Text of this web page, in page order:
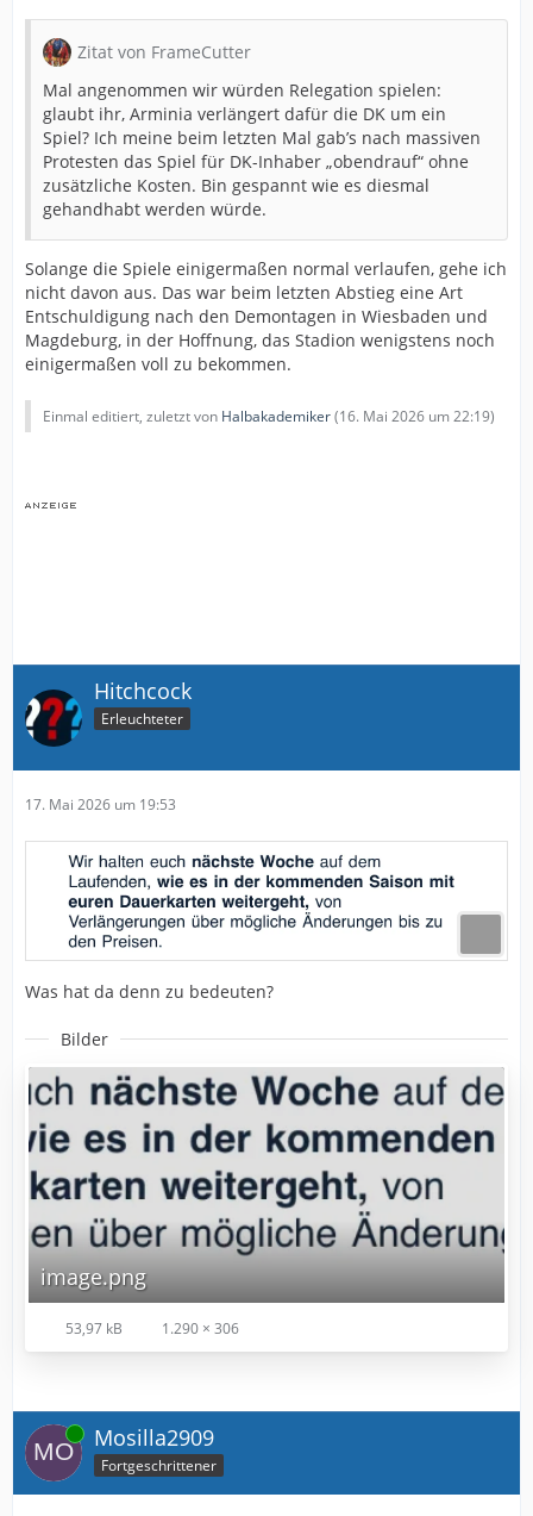
Zitat von FrameCutter
Mal angenommen wir würden Relegation spielen:
glaubt ihr, Arminia verlängert dafür die DK um ein
Spiel? Ich meine beim letzten Mal gab’s nach massiven
Protesten das Spiel für DK-Inhaber „obendrauf“ ohne
zusätzliche Kosten. Bin gespannt wie es diesmal
gehandhabt werden würde.
Solange die Spiele einigermaßen normal verlaufen, gehe ich
nicht davon aus. Das war beim letzten Abstieg eine Art
Entschuldigung nach den Demontagen in Wiesbaden und
Magdeburg, in der Hoffnung, das Stadion wenigstens noch
einigermaßen voll zu bekommen.
Einmal editiert, zuletzt von Halbakademiker(16. Mai 2026 um 22:19)
Hitchcock
Erleuchteter
17. Mai 2026 um 19:53
Was hat da denn zu bedeuten?
Bilder
image.png
53,97 kB 1.290 × 306
Online Mosilla2909
Fortgeschrittener